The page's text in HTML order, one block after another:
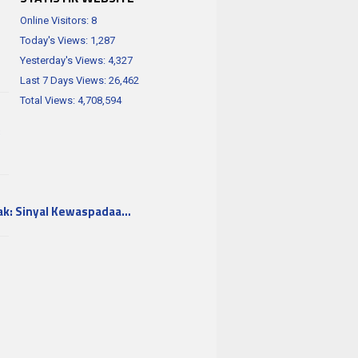
Sinyal Kewaspadaa…
Online Visitors: 8
Today's Views: 1,287
Yesterday's Views: 4,327
Last 7 Days Views: 26,462
Total Views: 4,708,594